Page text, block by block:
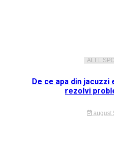
ALTE
De ce apa din jacuzzi
rezolvi
august